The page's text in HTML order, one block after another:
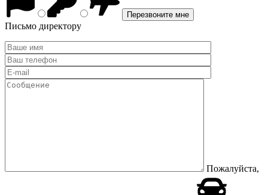
Письмо директору
Пожалуйста,